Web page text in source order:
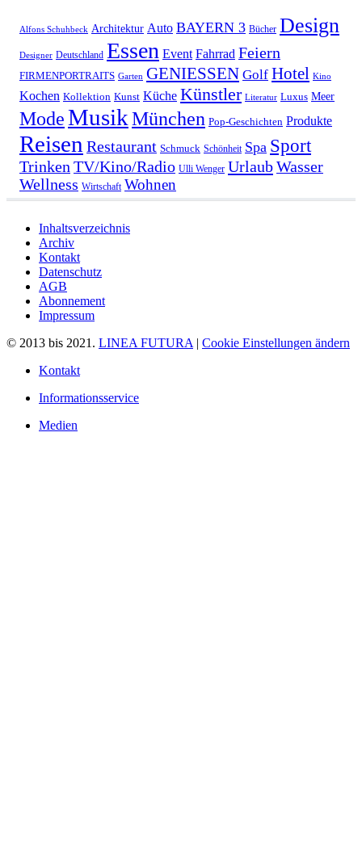
Alfons Schuhbeck Architektur Auto BAYERN 3 Bücher Design
Designer Deutschland Essen Event Fahrrad Feiern
FIRMENPORTRAITS Garten GENIESSEN Golf Hotel Kino
Kochen Kollektion Kunst Küche Künstler Literatur Luxus Meer
ModeMusikMünchen Pop-Geschichten Produkte
Reisen Restaurant Schmuck Schönheit Spa Sport
TrinkenTV/Kino/Radio Ulli Wenger UrlaubWasser
Wellness Wirtschaft Wohnen
Inhaltsverzeichnis
Archiv
Kontakt
Datenschutz
AGB
Abonnement
Impressum
© 2013 bis 2021. LINEA FUTURA| Cookie Einstellungen ändern
Kontakt
Informationsservice
Medien